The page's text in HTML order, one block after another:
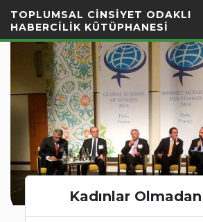
Geç
TOPLUMSAL CİNSİYET ODAKLI
HABERCİLİK KÜTÜPHANESİ
Kadınlar